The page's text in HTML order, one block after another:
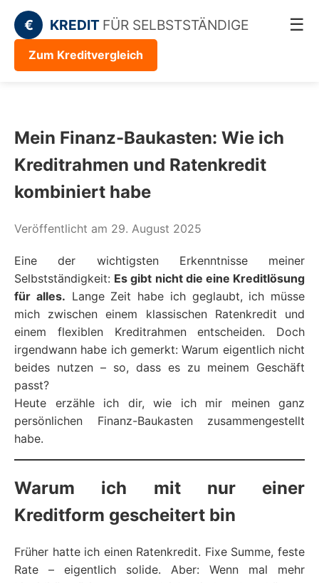
€ KREDIT FÜR SELBSTSTÄNDIGE ☰
Zum Kreditvergleich
Mein Finanz-Baukasten: Wie ich
Kreditrahmen und Ratenkredit
kombiniert habe
Veröffentlicht am 29. August 2025
Eine der wichtigsten Erkenntnisse meiner
Selbstständigkeit: Es gibt nicht die eine Kreditlösung
für alles. Lange Zeit habe ich geglaubt, ich müsse
mich zwischen einem klassischen Ratenkredit und
einem flexiblen Kreditrahmen entscheiden. Doch
irgendwann habe ich gemerkt: Warum eigentlich nicht
beides nutzen – so, dass es zu meinem Geschäft
passt?
Heute erzähle ich dir, wie ich mir meinen ganz
persönlichen Finanz-Baukasten zusammengestellt
habe.
Warum ich mit nur einer
Kreditform gescheitert bin
Früher hatte ich einen Ratenkredit. Fixe Summe, feste
Rate – eigentlich solide. Aber: Wenn mal mehr